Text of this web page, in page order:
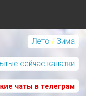
Лето / Зима
сейчас канатки
чаты в телеграм